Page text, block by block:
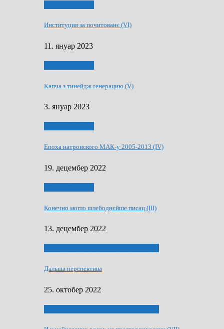
Институция за почитованє (VI)
11. януар 2023
Капча з тинейдж ґенерацию (V)
3. януар 2023
Епоха натронского МАК-у 2005-2013 (IV)
19. децембер 2022
Конєчно могло шлєбоднєйше писац (III)
13. децембер 2022
Дальша перспектива
25. октобер 2022